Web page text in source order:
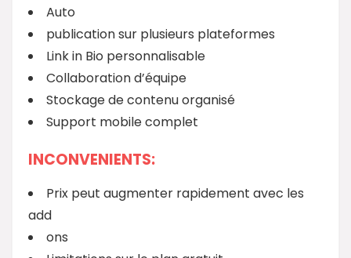
Auto
publication sur plusieurs plateformes
Link in Bio personnalisable
Collaboration d’équipe
Stockage de contenu organisé
Support mobile complet
INCONVENIENTS:
Prix peut augmenter rapidement avec les
add
ons